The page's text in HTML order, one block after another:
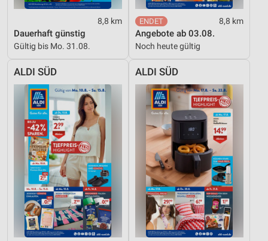
8,8 km
Dauerhaft günstig
Gültig bis Mo. 31.08.
8,8 km
Angebote ab 03.08.
Noch heute gültig
ALDI SÜD ALDI SÜD